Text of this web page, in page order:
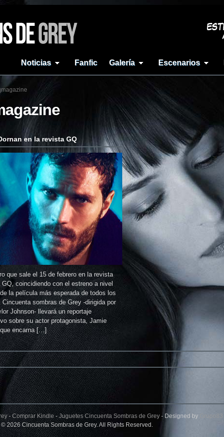
Noticias Fanfic Galería Escenarios
en la revista GQ
que sale el 15 de febrero en la revista
GQ, coincidiendo con el estreno a nivel
la película más esperada de todos los
Cincuenta sombras de Grey -dirigida por
Johnson- llevará un reportaje
sobre su actor protagonista, Jamie
que encarna […]
-Comprar Kindle -Juguetes Cincuenta Sombras de Grey - Designed by Grupo83
2026 Cincuenta Sombras de Grey. All Rights Reserved.